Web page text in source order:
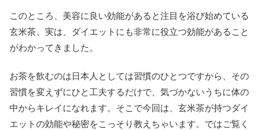
このところ、美容に良い効能があると注目を浴び始めている
玄米茶、実は、ダイエットにも非常に役立つ効能があること
がわかってきました。
お茶を飲むのは日本人としては習慣のひとつですから、その
習慣を変えずにひと工夫するだけで、気づかないうちに体の
中からキレイになれます。そこで今回は、玄米茶が持つダイ
エットの効能や秘密をこっそり教えちゃいます。ではご覧く